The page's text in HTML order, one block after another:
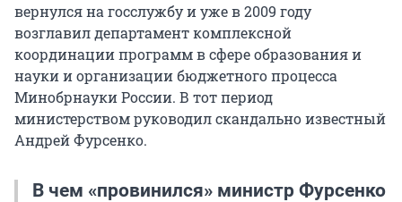
вернулся на госслужбу и уже в 2009 году
возглавил департамент комплексной
координации программ в сфере образования и
науки и организации бюджетного процесса
Минобрнауки России. В тот период
министерством руководил скандально известный
Андрей Фурсенко.
В чем «провинился» министр Фурсенко